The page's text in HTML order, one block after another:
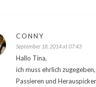
CONNY
September 18, 2014 at 07:43
Hallo Tina,
ich muss ehrlich
Passieren und